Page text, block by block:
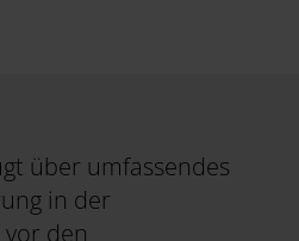
über umfassendes
in der
den